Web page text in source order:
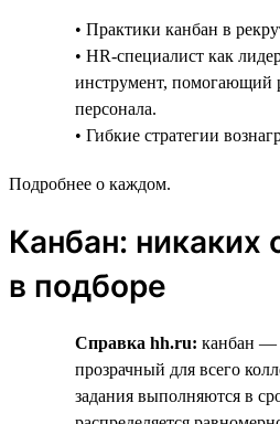
• Практики канбан в
• HR-специалист как
инструмент, помогающий
персонала.
• Гибкие стратегии
Подробнее о каждом.
Канбан: никаких
в подборе
Справка hh.ru: канбан —
прозрачный для всего
задания выполняются в